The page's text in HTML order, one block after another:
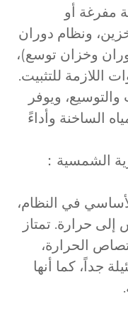
مفرغة أو
ونظام دوران
وخزان توسع)،
اللازمة للتثبيت.
ويوفر
الساخنة وأداءً
الشمسية：
في النظام،
حرارة. تمتاز
الحرارة،
جداً، كما أنها